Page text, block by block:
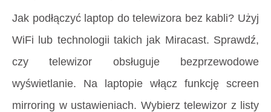
Jak podłączyć laptop do telewizora bez kabli? Użyj
WiFi lub technologii takich jak Miracast. Sprawdź,
czy telewizor obsługuje bezprzewodowe
wyświetlanie. Na laptopie włącz funkcję screen
mirroring w ustawieniach. Wybierz telewizor z listy